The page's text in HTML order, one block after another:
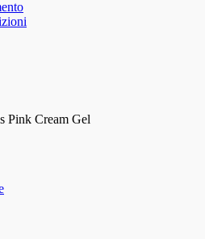
Pink Cream Gel